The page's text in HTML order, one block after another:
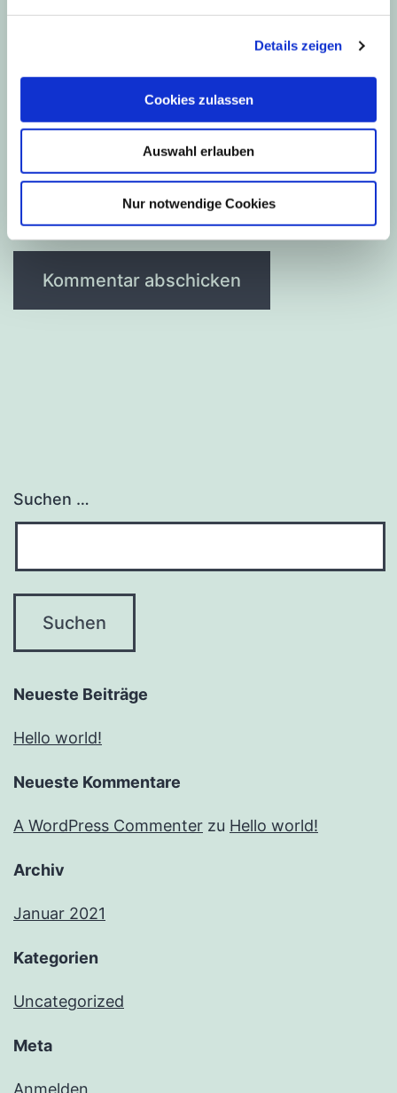
Details zeigen
Cookies zulassen
Auswahl erlauben
Nur notwendige Cookies
Browser für meinen nächsten Kommentar
Suchen …
Neueste Beiträge
Hello world!
Neueste Kommentare
A WordPress Commenter zu Hello world!
Archiv
Januar 2021
Kategorien
Uncategorized
Meta